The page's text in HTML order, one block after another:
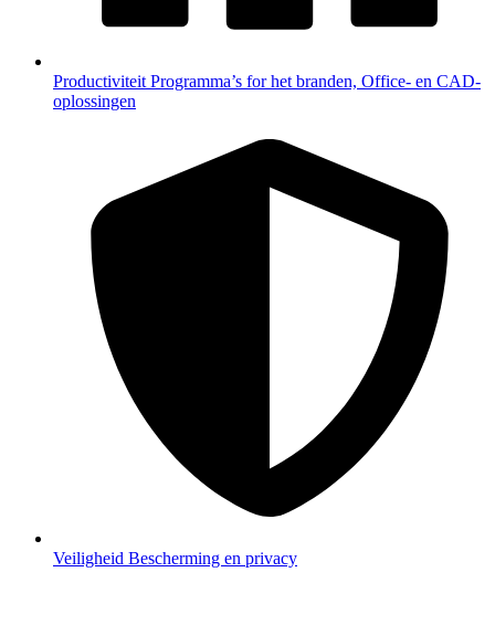
Productiviteit Programma’s for het branden, Office- en CAD-
oplossingen
Veiligheid Bescherming en privacy